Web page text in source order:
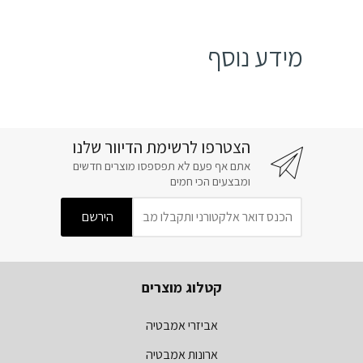
מידע נוסף
הצטרפו לרשימת הדיוור שלנו
אתם אף פעם לא תפספסו מוצרים חדשים
ומבצעים הכי חמים
קטלוג מוצרים
אביזרי אמבטיה
ארונות אמבטיה